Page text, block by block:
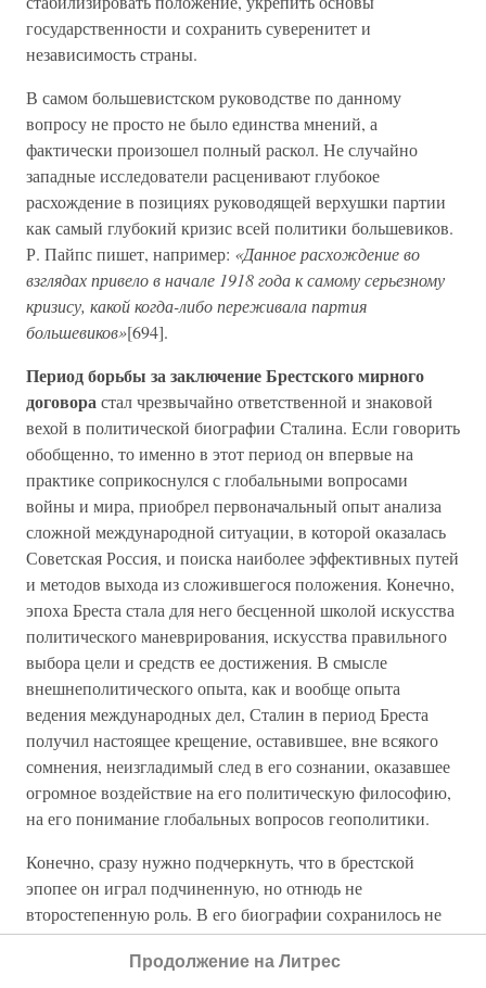
государственности и сохранить суверенитет и
независимость страны.
В самом большевистском руководстве по данному
вопросу не просто не было единства мнений, а
фактически произошел полный раскол. Не случайно
западные исследователи расценивают глубокое
расхождение в позициях руководящей верхушки партии
как самый глубокий кризис всей политики большевиков.
Р. Пайпс пишет, например: «Данное расхождение во
взглядах привело в начале 1918 года к самому серьезному
кризису, какой когда-либо переживала партия
большевиков»[694].
Период борьбы за заключение Брестского мирного
договорастал чрезвычайно ответственной и знаковой
вехой в политической биографии Сталина. Если говорить
обобщенно, то именно в этот период он впервые на
практике соприкоснулся с глобальными вопросами
войны и мира, приобрел первоначальный опыт анализа
сложной международной ситуации, в которой оказалась
Советская Россия, и поиска наиболее эффективных путей
и методов выхода из сложившегося положения. Конечно,
эпоха Бреста стала для него бесценной школой искусства
политического маневрирования, искусства правильного
выбора цели и средств ее достижения. В смысле
внешнеполитического опыта, как и вообще опыта
ведения международных дел, Сталин в период Бреста
получил настоящее крещение, оставившее, вне всякого
сомнения, неизгладимый след в его сознании, оказавшее
огромное воздействие на его политическую философию,
на его понимание глобальных вопросов геополитики.
Конечно, сразу нужно подчеркнуть, что в брестской
эпопее он играл подчиненную, но отнюдь не
второстепенную роль. В его биографии сохранилось не
так уж много документов и материалов, достаточно
объективно и широко раскрывающих его роль во всей
Продолжение на Литрес